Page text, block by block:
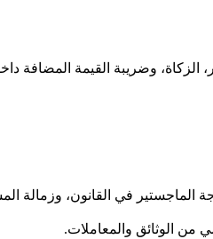
الزكاة، وضريبة القيمة المضافة
في القانون، وزمالة